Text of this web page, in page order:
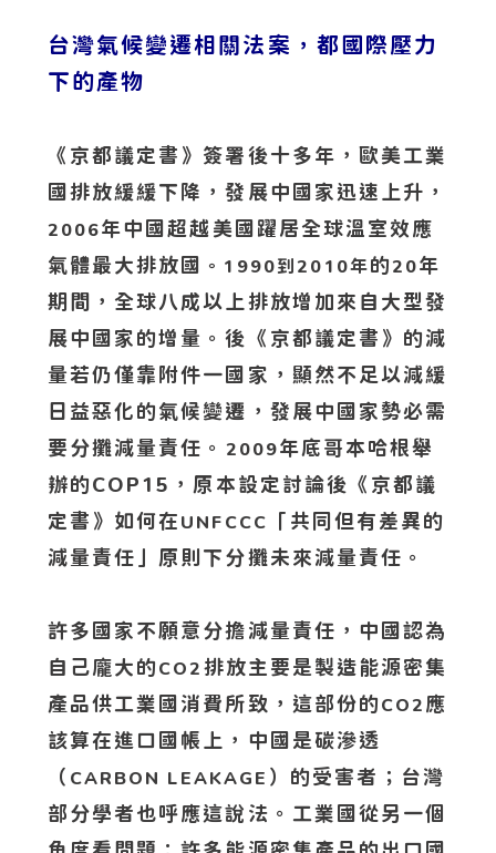
台灣氣候變遷相關法案，都國際壓力
下的產物
《京都議定書》簽署後十多年，歐美工業
國排放緩緩下降，發展中國家迅速上升，
2006年中國超越美國躍居全球溫室效應
氣體最大排放國
。1990到2010年的20年
期間，全球八成以上排放增加來自大型發
展中國家的增量。後《京都議定書》的減
量若仍僅靠附件一國家，顯然不足以減緩
日益惡化的氣候變遷，發展中國家勢必需
要分攤減量責任。 2009年底哥本哈根舉
辦的COP15，原本設定討論後《京都議
定書》如何在 UNFCCC
「共同但有差異的
減量責任」原則下分攤未來減量責任。
許多國家不願意分擔減量責任，中國認為
自己龐大的CO2 排放主要是製造能源密集
產品供工業國消費所致，這部份的CO2 應
該算在進口國帳上，中國是碳滲透
（ CARBON LEAKAGE ）的受害者；台灣
部分學者也呼應這說法。工業國從另一個